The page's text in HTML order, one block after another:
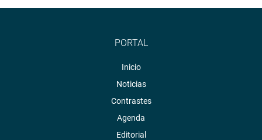
PORTAL
Inicio
Noticias
Contrastes
Agenda
Editorial